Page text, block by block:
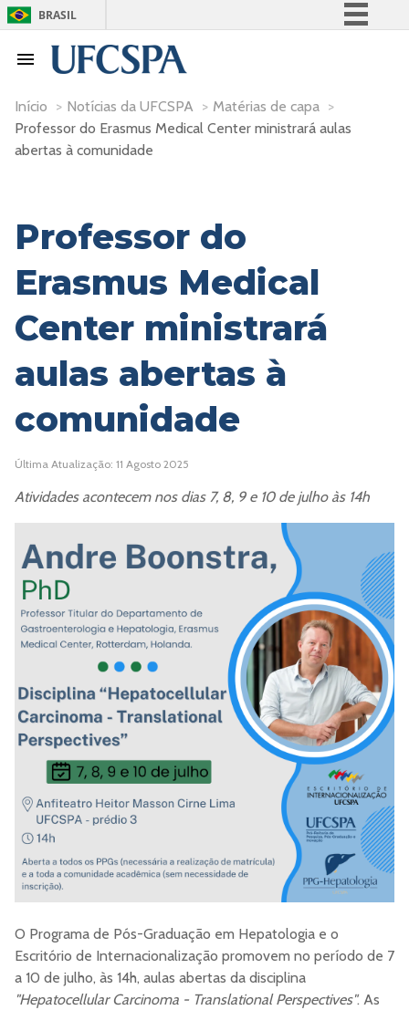
BRASIL
Participe
Acesso à informação
Início > Notícias da UFCSPA > Matérias de capa >
Professor do Erasmus Medical Center ministrará aulas
abertas à comunidade
Professor do
Erasmus Medical
Center ministrará
aulas abertas à
comunidade
Última Atualização: 11 Agosto 2025
Atividades acontecem nos dias 7, 8, 9 e 10 de julho às 14h
O Programa de Pós-Graduação em Hepatologia e o
Escritório de Internacionalização promovem no período de 7
a 10 de julho, às 14h, aulas abertas da disciplina
"Hepatocellular Carcinoma - Translational Perspectives". As